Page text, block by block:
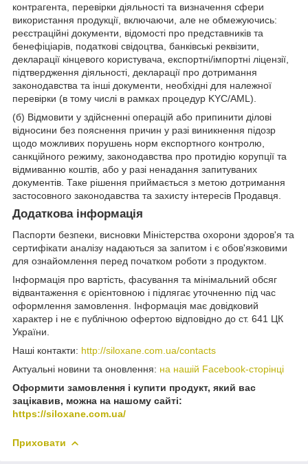
контрагента, перевірки діяльності та визначення сфери
використання продукції, включаючи, але не обмежуючись:
реєстраційні документи, відомості про представників та
бенефіціарів, податкові свідоцтва, банківські реквізити,
декларації кінцевого користувача, експортні/імпортні ліцензії,
підтвердження діяльності, декларації про дотримання
законодавства та інші документи, необхідні для належної
перевірки (в тому числі в рамках процедур KYC/AML).
(б) Відмовити у здійсненні операцій або припинити ділові
відносини без пояснення причин у разі виникнення підозр
щодо можливих порушень норм експортного контролю,
санкційного режиму, законодавства про протидію корупції та
відмиванню коштів, або у разі ненадання запитуваних
документів. Таке рішення приймається з метою дотримання
застосовного законодавства та захисту інтересів Продавця.
Додаткова інформація
Паспорти безпеки, висновки Міністерства охорони здоров'я та
сертифікати аналізу надаються за запитом і є обов'язковими
для ознайомлення перед початком роботи з продуктом.
Інформація про вартість, фасування та мінімальний обсяг
відвантаження є орієнтовною і підлягає уточненню під час
оформлення замовлення. Інформація має довідковий
характер і не є публічною офертою відповідно до ст. 641 ЦК
України.
Наші контакти: http://siloxane.com.ua/contacts
Актуальні новини та оновлення: на нашій Facebook-сторінці
Оформити замовлення і купити продукт, який вас
зацікавив, можна на нашому сайті:
https://siloxane.com.ua/
Приховати